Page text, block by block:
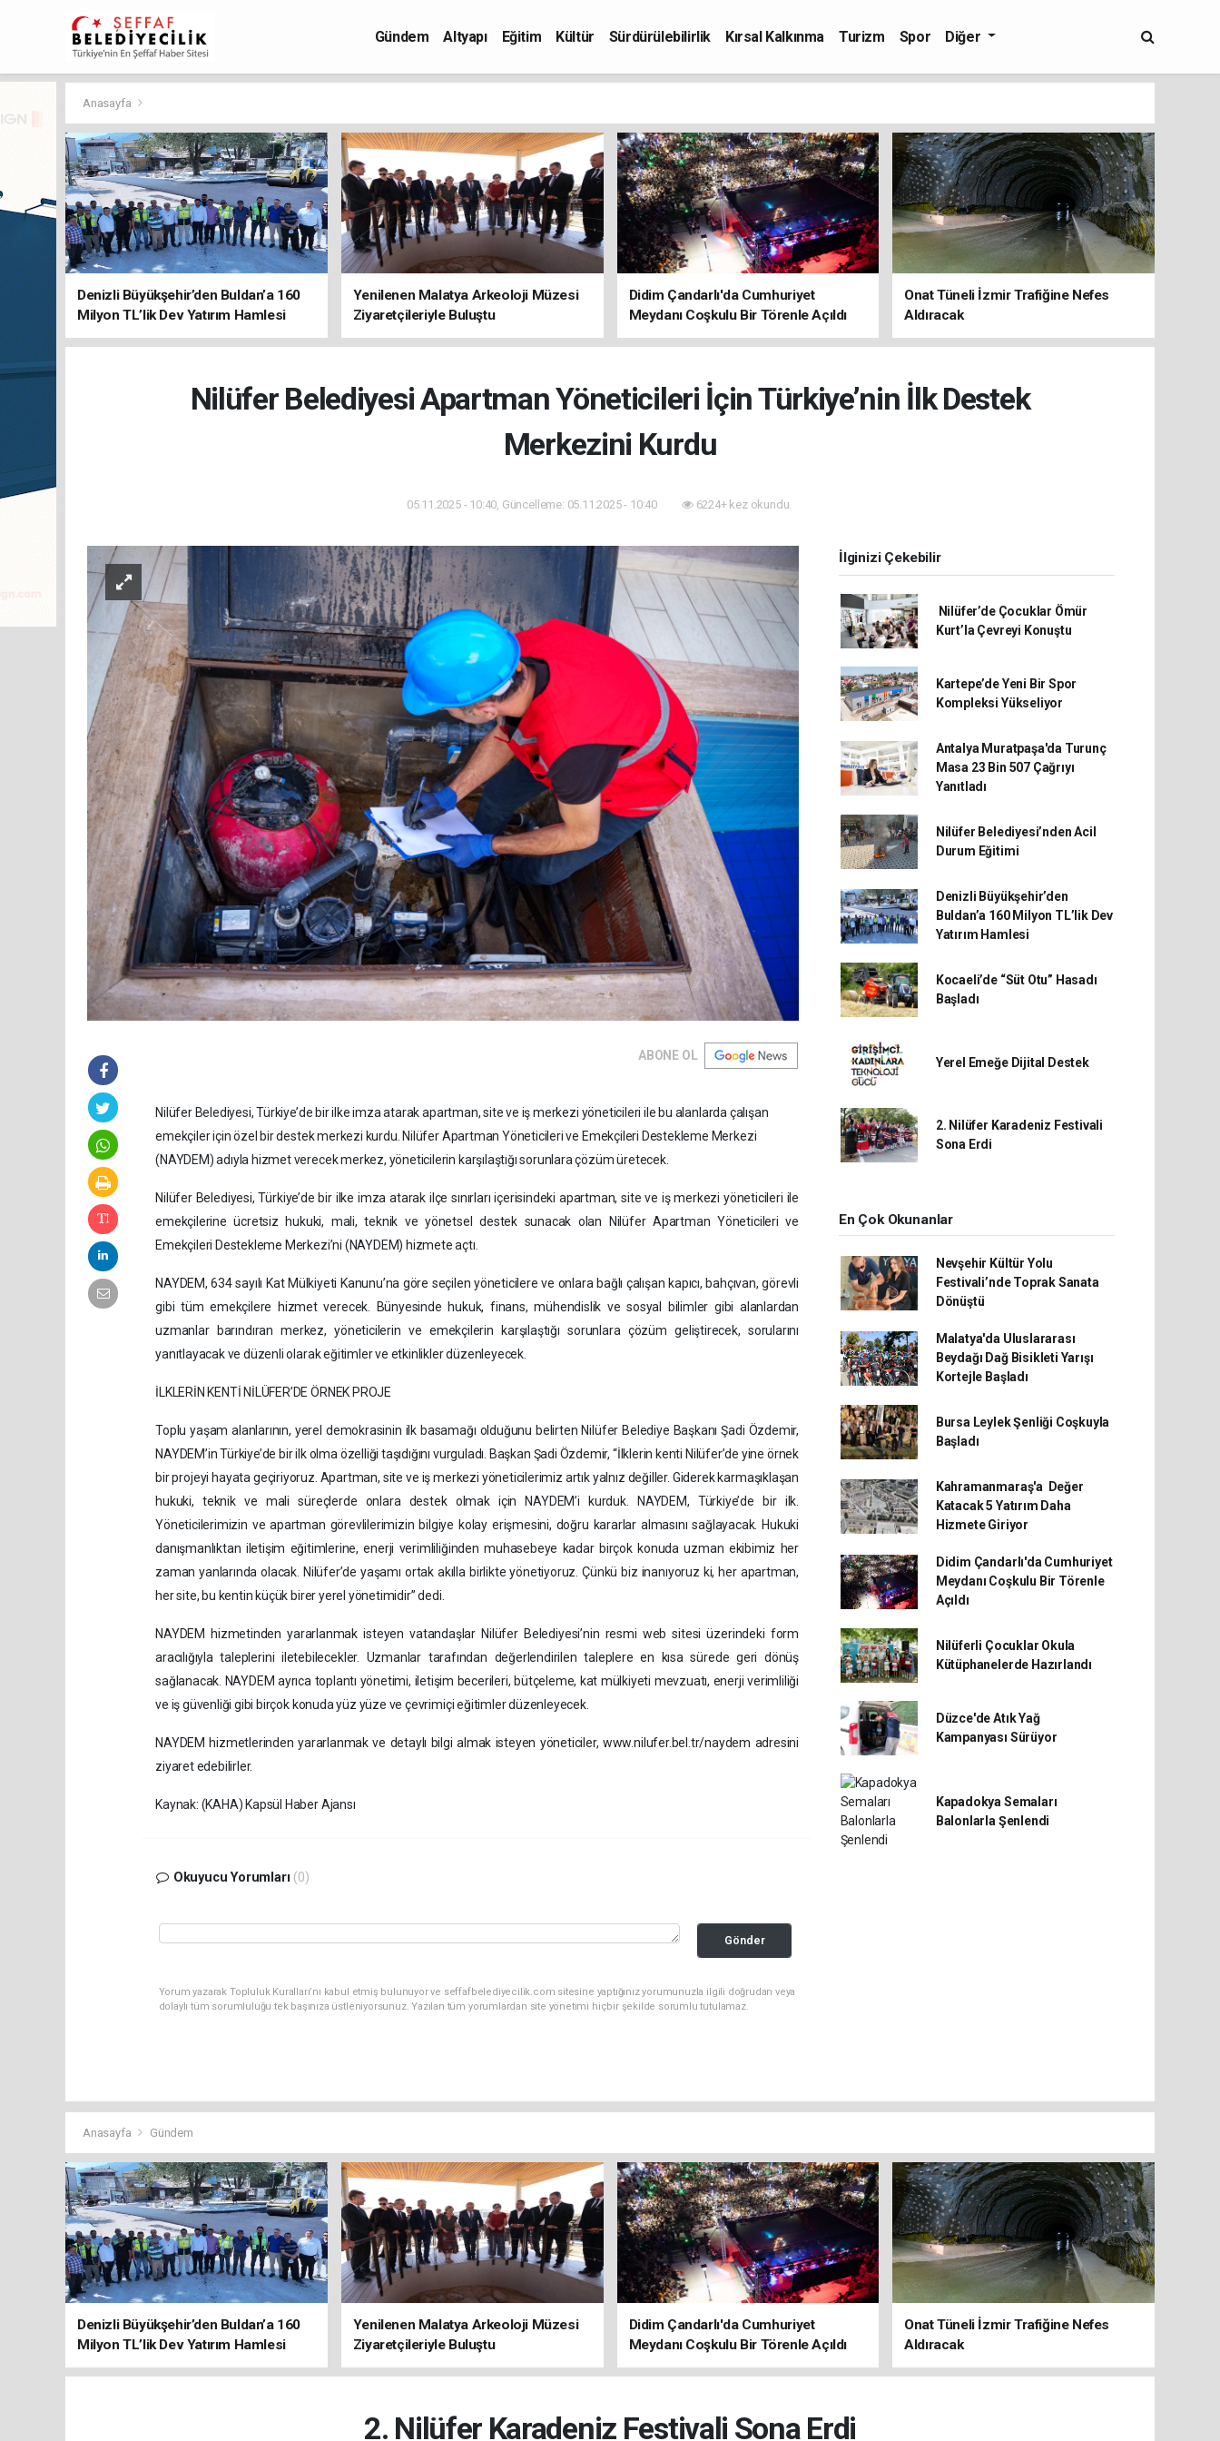
Gündem Altyapı Eğitim Kültür Sürdürülebilirlik Kırsal Kalkınma Turizm Spor Diğer
Anasayfa
Denizli Büyükşehir’den Buldan’a 160
Milyon TL’lik Dev Yatırım Hamlesi
Yenilenen Malatya Arkeoloji Müzesi
Ziyaretçileriyle Buluştu
Didim Çandarlı'da Cumhuriyet
Meydanı Coşkulu Bir Törenle Açıldı
Onat Tüneli İzmir Trafiğine Nefes
Aldıracak
Nilüfer Belediyesi Apartman Yöneticileri İçin Türkiye’nin İlk Destek
Merkezini Kurdu
05.11.2025 - 10:40, Güncelleme: 05.11.2025 - 10:40 6224+ kez okundu.
ABONE OL
Nilüfer Belediyesi, Türkiye’de bir ilke imza atarak apartman, site ve iş merkezi yöneticileri ile bu alanlarda çalışan
emekçiler için özel bir destek merkezi kurdu. Nilüfer Apartman Yöneticileri ve Emekçileri Destekleme Merkezi
(NAYDEM) adıyla hizmet verecek merkez, yöneticilerin karşılaştığı sorunlara çözüm üretecek.
Nilüfer Belediyesi, Türkiye’de bir ilke imza atarak ilçe sınırları içerisindeki apartman, site ve iş merkezi yöneticileri ile
emekçilerine ücretsiz hukuki, mali, teknik ve yönetsel destek sunacak olan Nilüfer Apartman Yöneticileri ve
Emekçileri Destekleme Merkezi’ni (NAYDEM) hizmete açtı.
NAYDEM, 634 sayılı Kat Mülkiyeti Kanunu’na göre seçilen yöneticilere ve onlara bağlı çalışan kapıcı, bahçıvan, görevli
gibi tüm emekçilere hizmet verecek. Bünyesinde hukuk, finans, mühendislik ve sosyal bilimler gibi alanlardan
uzmanlar barındıran merkez, yöneticilerin ve emekçilerin karşılaştığı sorunlara çözüm geliştirecek, sorularını
yanıtlayacak ve düzenli olarak eğitimler ve etkinlikler düzenleyecek.
İLKLERİN KENTİ NİLÜFER’DE ÖRNEK PROJE
Toplu yaşam alanlarının, yerel demokrasinin ilk basamağı olduğunu belirten Nilüfer Belediye Başkanı Şadi Özdemir,
NAYDEM’in Türkiye’de bir ilk olma özelliği taşıdığını vurguladı. Başkan Şadi Özdemir, “İlklerin kenti Nilüfer’de yine örnek
bir projeyi hayata geçiriyoruz. Apartman, site ve iş merkezi yöneticilerimiz artık yalnız değiller. Giderek karmaşıklaşan
hukuki, teknik ve mali süreçlerde onlara destek olmak için NAYDEM’i kurduk. NAYDEM, Türkiye’de bir ilk.
Yöneticilerimizin ve apartman görevlilerimizin bilgiye kolay erişmesini, doğru kararlar almasını sağlayacak. Hukuki
danışmanlıktan iletişim eğitimlerine, enerji verimliliğinden muhasebeye kadar birçok konuda uzman ekibimiz her
zaman yanlarında olacak. Nilüfer’de yaşamı ortak akılla birlikte yönetiyoruz. Çünkü biz inanıyoruz ki, her apartman,
her site, bu kentin küçük birer yerel yönetimidir” dedi.
NAYDEM hizmetinden yararlanmak isteyen vatandaşlar Nilüfer Belediyesi’nin resmi web sitesi üzerindeki form
aracılığıyla taleplerini iletebilecekler. Uzmanlar tarafından değerlendirilen taleplere en kısa sürede geri dönüş
sağlanacak. NAYDEM ayrıca toplantı yönetimi, iletişim becerileri, bütçeleme, kat mülkiyeti mevzuatı, enerji verimliliği
ve iş güvenliği gibi birçok konuda yüz yüze ve çevrimiçi eğitimler düzenleyecek.
NAYDEM hizmetlerinden yararlanmak ve detaylı bilgi almak isteyen yöneticiler, www.nilufer.bel.tr/naydem adresini
ziyaret edebilirler.
Kaynak: (KAHA) Kapsül Haber Ajansı
Okuyucu Yorumları (0)
Gönder
Yorum yazarak Topluluk Kuralları’nı kabul etmiş bulunuyor ve seffafbelediyecilik.com sitesine yaptığınız yorumunuzla ilgili doğrudan veya
dolaylı tüm sorumluluğu tek başınıza üstleniyorsunuz. Yazılan tüm yorumlardan site yönetimi hiçbir şekilde sorumlu tutulamaz.
İlginizi Çekebilir
Nilüfer’de Çocuklar Ömür
Kurt’la Çevreyi Konuştu
Kartepe’de Yeni Bir Spor
Kompleksi Yükseliyor
Antalya Muratpaşa'da Turunç
Masa 23 Bin 507 Çağrıyı
Yanıtladı
Nilüfer Belediyesi’nden Acil
Durum Eğitimi
Denizli Büyükşehir’den
Buldan’a 160 Milyon TL’lik Dev
Yatırım Hamlesi
Kocaeli’de “Süt Otu” Hasadı
Başladı
Yerel Emeğe Dijital Destek
2. Nilüfer Karadeniz Festivali
Sona Erdi
En Çok Okunanlar
Nevşehir Kültür Yolu
Festivali’nde Toprak Sanata
Dönüştü
Malatya'da Uluslararası
Beydağı Dağ Bisikleti Yarışı
Kortejle Başladı
Bursa Leylek Şenliği Coşkuyla
Başladı
Kahramanmaraş'a Değer
Katacak 5 Yatırım Daha
Hizmete Giriyor
Didim Çandarlı'da Cumhuriyet
Meydanı Coşkulu Bir Törenle
Açıldı
Nilüferli Çocuklar Okula
Kütüphanelerde Hazırlandı
Düzce'de Atık Yağ
Kampanyası Sürüyor
Kapadokya Semaları
Balonlarla Şenlendi
Anasayfa Gündem
Denizli Büyükşehir’den Buldan’a 160
Milyon TL’lik Dev Yatırım Hamlesi
Yenilenen Malatya Arkeoloji Müzesi
Ziyaretçileriyle Buluştu
Didim Çandarlı'da Cumhuriyet
Meydanı Coşkulu Bir Törenle Açıldı
Onat Tüneli İzmir Trafiğine Nefes
Aldıracak
2. Nilüfer Karadeniz Festivali Sona Erdi